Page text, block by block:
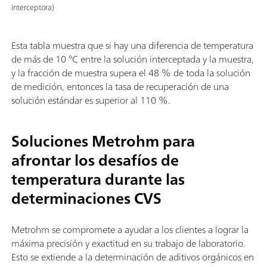
interceptora)
Esta tabla muestra que si hay una diferencia de temperatura
de más de 10 °C entre la solución interceptada y la muestra,
y la fracción de muestra supera el 48 % de toda la solución
de medición, entonces la tasa de recuperación de una
solución estándar es superior al 110 %.
Soluciones Metrohm para
afrontar los desafíos de
temperatura durante las
determinaciones CVS
Metrohm se compromete a ayudar a los clientes a lograr la
máxima precisión y exactitud en su trabajo de laboratorio.
Esto se extiende a la determinación de aditivos orgánicos en